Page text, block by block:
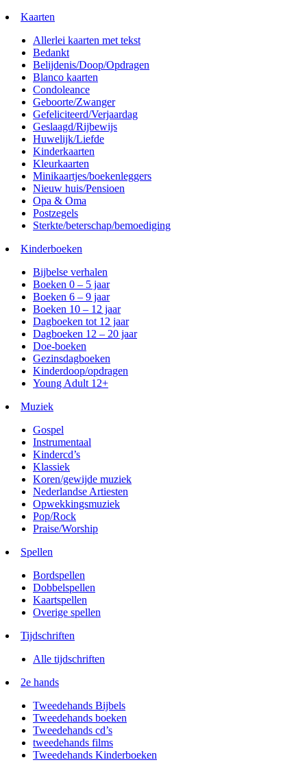
Kaarten
Allerlei kaarten met tekst
Bedankt
Belijdenis/Doop/Opdragen
Blanco kaarten
Condoleance
Geboorte/Zwanger
Gefeliciteerd/Verjaardag
Geslaagd/Rijbewijs
Huwelijk/Liefde
Kinderkaarten
Kleurkaarten
Minikaartjes/boekenleggers
Nieuw huis/Pensioen
Opa & Oma
Postzegels
Sterkte/beterschap/bemoediging
Kinderboeken
Bijbelse verhalen
Boeken 0 – 5 jaar
Boeken 6 – 9 jaar
Boeken 10 – 12 jaar
Dagboeken tot 12 jaar
Dagboeken 12 – 20 jaar
Doe-boeken
Gezinsdagboeken
Kinderdoop/opdragen
Young Adult 12+
Muziek
Gospel
Instrumentaal
Kindercd’s
Klassiek
Koren/gewijde muziek
Nederlandse Artiesten
Opwekkingsmuziek
Pop/Rock
Praise/Worship
Spellen
Bordspellen
Dobbelspellen
Kaartspellen
Overige spellen
Tijdschriften
Alle tijdschriften
2e hands
Tweedehands Bijbels
Tweedehands boeken
Tweedehands cd’s
tweedehands films
Tweedehands Kinderboeken